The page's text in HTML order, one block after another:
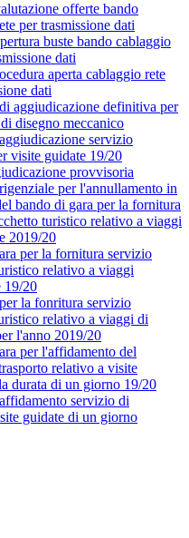
offerte bando
per trasmissione dati
buste bando cablaggio
dati
aperta cablaggio rete
dati
aggiudicazione definitiva per
disegno meccanico
servizio
visite guidate 19/20
provvisoria
per l'annullamento in
bando di gara per la fornitura
turistico relativo a viaggi
2019/20
per la fornitura servizio
relativo a viaggi
19/20
la fonritura servizio
relativo a viaggi di
l'anno 2019/20
per l'affidamento del
relativo a visite
durata di un giorno 19/20
servizio di
guidate di un giorno